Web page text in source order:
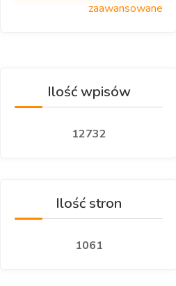
zaawansowane
Ilość wpisów
12732
Ilość stron
1061